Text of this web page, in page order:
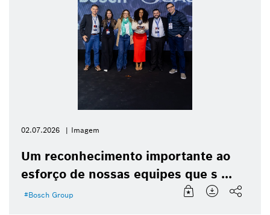
02.07.2026 Imagem
Um reconhecimento importante ao
esforço de nossas equipes que s ...
Bosch Group